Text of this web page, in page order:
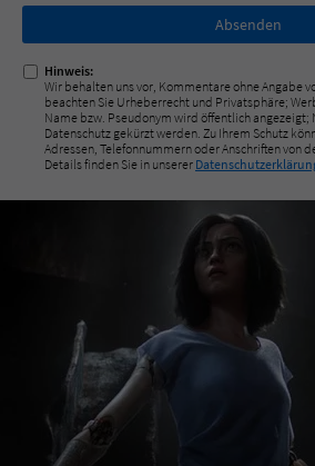
Nicht
ausfüllen!
Hinweis:
Wir behalten uns vor, Kommentare ohne Angabe
beachten Sie Urheberrecht und Privatsphäre;
Name bzw. Pseudonym wird öffentlich angezeigt;
Datenschutz gekürzt werden. Zu Ihrem Schutz
Adressen, Telefonnummern oder Anschriften von
Details finden Sie in unserer